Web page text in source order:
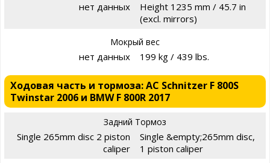
нет данных
Height 1235 mm / 45.7 in
(excl. mirrors)
Мокрый вес
нет данных 199 kg / 439 lbs.
Ходовая часть и тормоза: AC Schnitzer F 800S
Twinstar 2006 и BMW F 800R 2017
Задний Тормоз
Single 265mm disc 2 piston
caliper
Single &empty;265mm disc,
1 piston caliper